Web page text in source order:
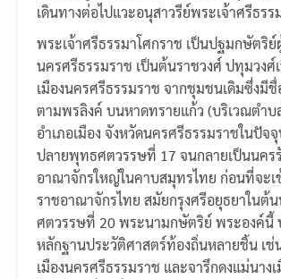
เดินทางต่อไปแวะอนุสาวรีย์พระเจ้าศรีธรร
พระเจ้าศรีธรรมาโศกราช เป็นปฐมกษัตริย์
นครศรีธรรมราช เป็นต้นราชวงศ์ ปทุมวงศ์
เมืองนครศรีธรรมราช จากชุมชนเดิมซึ่งมีชื่
ตามพรลิงค์ บนหาดทรายแก้ว (บริเวณตำบ
อำเภอเมือง จังหวัดนครศรีธรรมราชในปัจ
ปลายพุทธศตวรรษที่ 17 จนกลายเป็นนคร
อาณาจักรใหญ่ในคาบสมุทรไทย ก่อนที่จะเ
ราชอาณาจักรไทย สมัยกรุงศรีอยุธยาในต้
ศตวรรษที่ 20 พระนามกษัตริย์ พระองค์นี้
หลักฐานประวัติศาสตร์ท้องถิ่นหลายชิ้น เช่
เมืองนครศรีธรรมราช และจารึกดงแม่นางเ